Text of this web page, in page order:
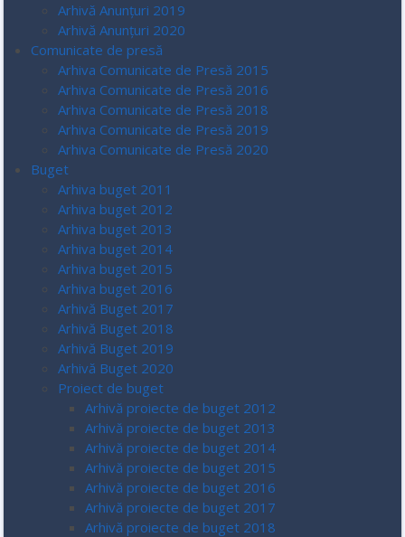
Arhivă Anunțuri 2019
Arhivă Anunțuri 2020
Comunicate de presă
Arhiva Comunicate de Presă 2015
Arhiva Comunicate de Presă 2016
Arhiva Comunicate de Presă 2018
Arhiva Comunicate de Presă 2019
Arhiva Comunicate de Presă 2020
Buget
Arhiva buget 2011
Arhiva buget 2012
Arhiva buget 2013
Arhiva buget 2014
Arhiva buget 2015
Arhiva buget 2016
Arhivă Buget 2017
Arhivă Buget 2018
Arhivă Buget 2019
Arhivă Buget 2020
Proiect de buget
Arhivă proiecte de buget 2012
Arhivă proiecte de buget 2013
Arhivă proiecte de buget 2014
Arhivă proiecte de buget 2015
Arhivă proiecte de buget 2016
Arhivă proiecte de buget 2017
Arhivă proiecte de buget 2018